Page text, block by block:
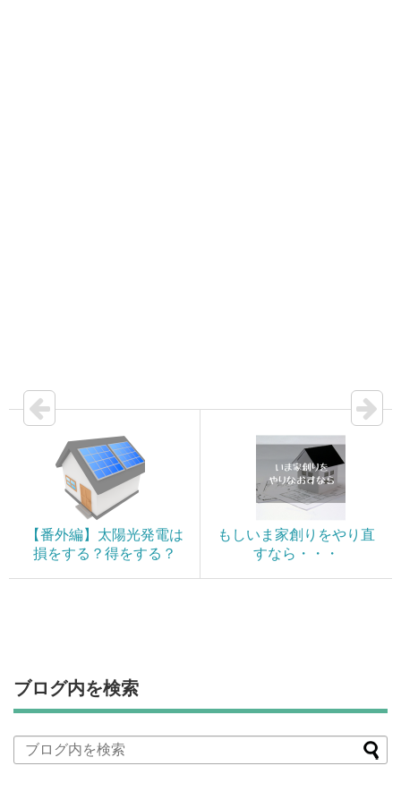
【番外編】太陽光発電は
損をする？得をする？
もしいま家創りをやり直
すなら・・・
ブログ内を検索